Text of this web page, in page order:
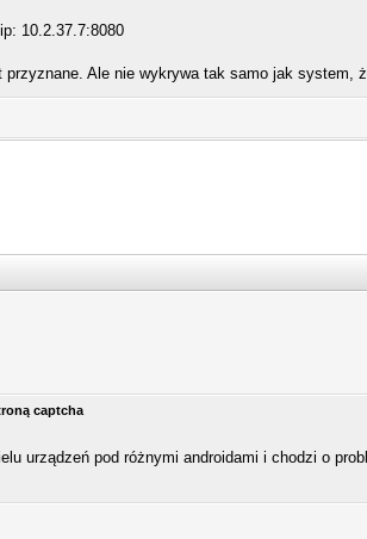
10.2.37.7:8080
Ale nie wykrywa tak samo jak system,
captcha
urządzeń pod różnymi androidami i chodzi o